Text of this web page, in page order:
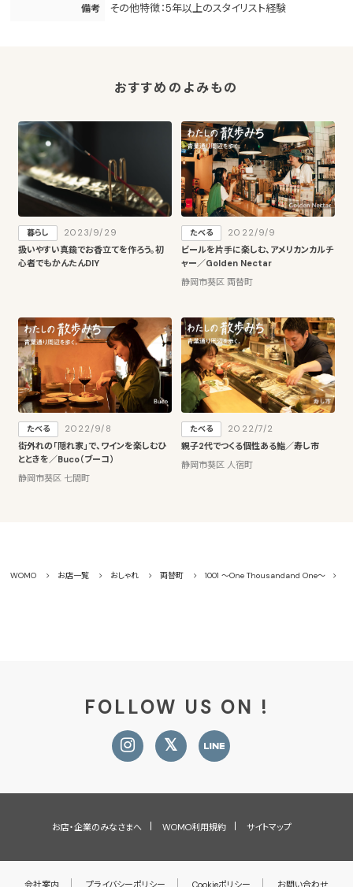
備考 その他特徴：5年以上のスタイリスト経験
おすすめのよみもの
暮らし
2023/9/29
扱いやすい真鍮でお香立てを作ろう。初
心者でもかんたんDIY
たべる
2022/9/9
ビールを片手に楽しむ、アメリカンカルチ
ャー／Golden Nectar
静岡市葵区 両替町
たべる
2022/9/8
街外れの「隠れ家」で、ワインを楽しむひ
とときを／Buco（ブーコ）
静岡市葵区 七間町
たべる
2022/7/2
親子2代でつくる個性ある鮨／寿し市
静岡市葵区 人宿町
WOMO お店一覧 おしゃれ 両替町 1001 ～One Thousandand One～
FOLLOW US ON !
お店・企業のみなさまへ WOMO利用規約 サイトマップ
会社案内 プライバシーポリシー Cookieポリシー お問い合わせ